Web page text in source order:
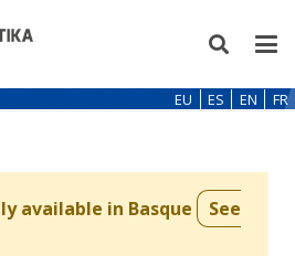
EU ES EN FR
available in Basque
See